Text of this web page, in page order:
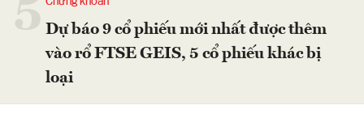
Dự báo 9 cổ phiếu mới nhất được thêm
vào rổ FTSE GEIS, 5 cổ phiếu khác bị
loại